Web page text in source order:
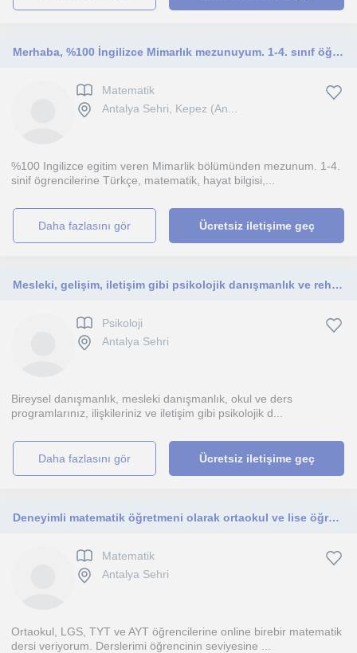
Merhaba, %100 İngilizce Mimarlık mezunuyum. 1-4. sınıf öğrencilerine tüm derslerde konu anlatımı,ödev desteği veriyorum.
Matematik
Antalya Sehri, Kepez (An...
%100 Ingilizce egitim veren Mimarlik bölümünden mezunum. 1-4.
sinif ögrencilerine Türkçe, matematik, hayat bilgisi,...
daha fazlasını gör Ücretsiz iletişime geç
Mesleki, gelişim, iletişim gibi psikolojik danışmanlık ve rehberlik konularında yol arkadaşınız olmaktan mutluluk duyarım.
Psikoloji
Antalya Sehri
Bireysel danışmanlık, mesleki danışmanlık, okul ve ders
programlarınız, ilişkileriniz ve iletişim gibi psikolojik d...
daha fazlasını gör Ücretsiz iletişime geç
Deneyimli matematik öğretmeni olarak ortaokul ve lise öğrencilerinin hedeflerine ulaşmasına destek oluyorum.
Matematik
Antalya Sehri
Ortaokul, LGS, TYT ve AYT öğrencilerine online birebir matematik
dersi veriyorum. Derslerimi öğrencinin seviyesine ...